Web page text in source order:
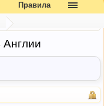
Англии
Правила